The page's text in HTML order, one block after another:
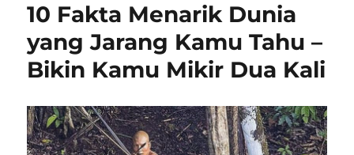
10 Fakta Menarik Dunia
yang Jarang Kamu Tahu –
Bikin Kamu Mikir Dua Kali